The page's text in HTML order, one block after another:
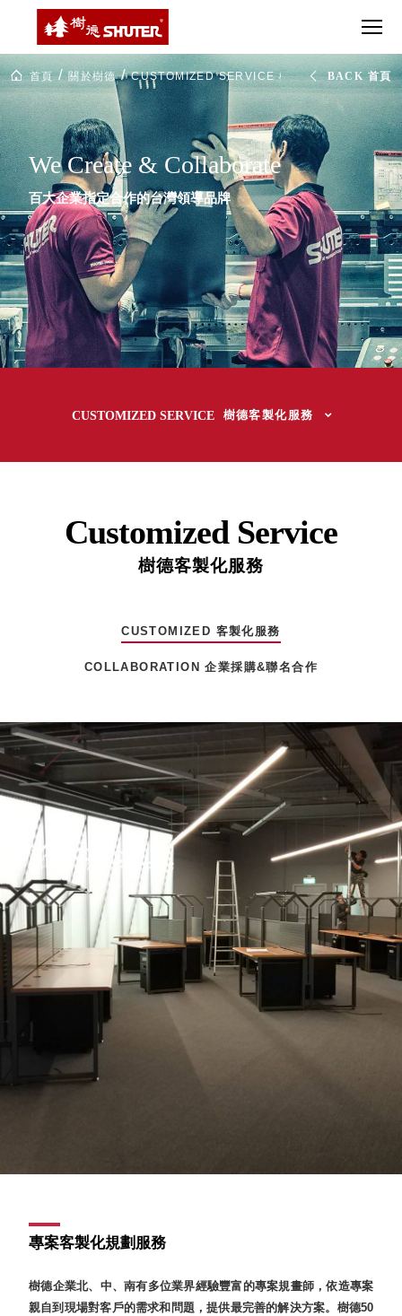
首頁 關於樹德 CUSTOMIZED SERVICE 樹德客製化服務
BACK 首頁
型工具車
SCT-H不鏽
鋼工具車
SWM-5不
鏽鋼工作
桌
HK 掛板配
件．洞洞
板配件
HB 耐衝擊
分類置物
整理盒
取車
FO 掀開式
快取零物
件分類盒
取分類車
作站
WS 工作站
TM 模具存
放
高荷重型
電零件櫃
運送組裝
費用
Household
居家生活
斜取式收納
整理箱
收納桶RB
HA
折疊式收納
網美級
貨櫃屋
收納！
居家收
納布置
必備
超
級
玩
家
打
造
你
高
角
商
造
格店
家的
陳列
品味
就靠
這展
示架
檔案
管
辦公
工作
色
MORE
MILESTONE 樹
德歷程
NEWSPAPER 報紙
MEDIA PRESS 多
媒體
MAGAZINE 雜誌
SOCIAL CARE 公
益
AWARDS 獲獎榮耀
MILESTONE 逐夢
CUSTOMIZED 樹
德客製
客製化服務
Dreamfactory|樹
德收納學旅工場
SHUTER
Customized
Service
樹
德
客
製
化
服
務
We Create & Collaborate
百大企業指定合作的台灣領導品牌
CUSTOMIZED SERVICE 樹德客製化服務
Customized Service
樹德客製化服務
CUSTOMIZED 客製化服務
COLLABORATION 企業採購&聯名合作
專案客製化規劃服務
樹德企業北、中、南有多位業界經驗豐富的專案規畫師，依造專案
親自到現場對客戶的需求和問題，提供最完善的解決方案。樹德50